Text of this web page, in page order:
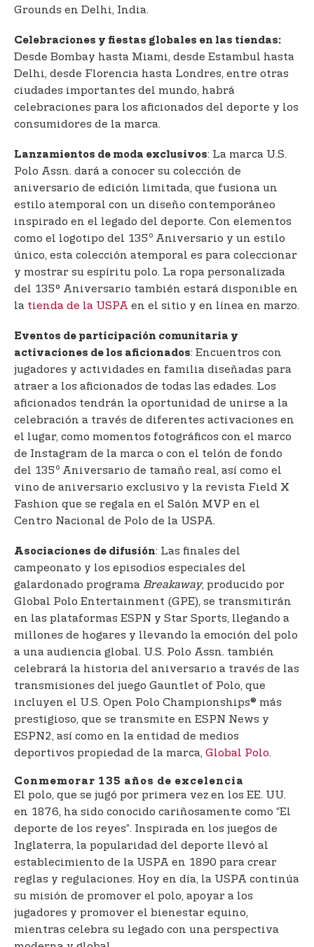
Grounds en Delhi, India.
Celebraciones y fiestas globales en las tiendas:
Desde Bombay hasta Miami, desde Estambul hasta
Delhi, desde Florencia hasta Londres, entre otras
ciudades importantes del mundo, habrá
celebraciones para los aficionados del deporte y los
consumidores de la marca.
Lanzamientos de moda exclusivos: La marca U.S.
Polo Assn. dará a conocer su colección de
aniversario de edición limitada, que fusiona un
estilo atemporal con un diseño contemporáneo
inspirado en el legado del deporte. Con elementos
como el logotipo del 135 o Aniversario y un estilo
único, esta colección atemporal es para coleccionar
y mostrar su espíritu polo. La ropa personalizada
del 135° Aniversario también estará disponible en
la tienda de la USPA en el sitio y en línea en marzo.
Eventos de participación comunitaria y
activaciones de los aficionados: Encuentros con
jugadores y actividades en familia diseñadas para
atraer a los aficionados de todas las edades. Los
aficionados tendrán la oportunidad de unirse a la
celebración a través de diferentes activaciones en
el lugar, como momentos fotográficos con el marco
de Instagram de la marca o con el telón de fondo
del 135 o Aniversario de tamaño real, así como el
vino de aniversario exclusivo y la revista Field X
Fashion que se regala en el Salón MVP en el
Centro Nacional de Polo de la USPA.
Asociaciones de difusión: Las finales del
campeonato y los episodios especiales del
galardonado programa Breakaway, producido por
Global Polo Entertainment (GPE), se transmitirán
en las plataformas ESPN y Star Sports, llegando a
millones de hogares y llevando la emoción del polo
a una audiencia global. U.S. Polo Assn. también
celebrará la historia del aniversario a través de las
transmisiones del juego Gauntlet of Polo, que
incluyen el U.S. Open Polo Championships® más
prestigioso, que se transmite en ESPN News y
ESPN2, así como en la entidad de medios
deportivos propiedad de la marca, Global Polo.
Conmemorar 135 años de excelencia
El polo, que se jugó por primera vez en los EE. UU.
en 1876, ha sido conocido cariñosamente como “El
deporte de los reyes”. Inspirada en los juegos de
Inglaterra, la popularidad del deporte llevó al
establecimiento de la USPA en 1890 para crear
reglas y regulaciones. Hoy en día, la USPA continúa
su misión de promover el polo, apoyar a los
jugadores y promover el bienestar equino,
mientras celebra su legado con una perspectiva